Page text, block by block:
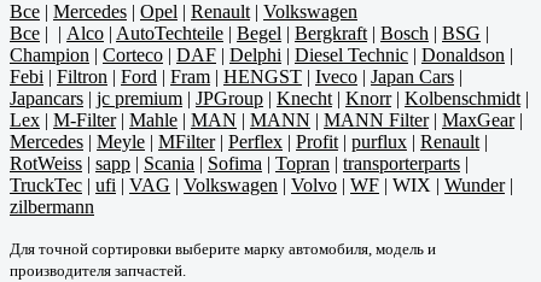
Все | Mercedes | Opel | Renault | Volkswagen
Все | | Alco | AutoTechteile | Begel | Bergkraft | Bosch | BSG |
Champion | Corteco | DAF | Delphi | Diesel Technic | Donaldson |
Febi | Filtron | Ford | Fram | HENGST | Iveco | Japan Cars |
Japancars | jc premium | JPGroup | Knecht | Knorr| Kolbenschmidt |
Lex | M-Filter| Mahle | MAN | MANN | MANN Filter| MaxGear|
Mercedes | Meyle | MFilter| Perflex | Profit | purflux | Renault |
RotWeiss | sapp | Scania | Sofima | Topran | transporterparts |
TruckTec | ufi | VAG | Volkswagen | Volvo | WF | WIX | Wunder|
zilbermann
Для точной сортировки выберите марку автомобиля, модель и
производителя запчастей.